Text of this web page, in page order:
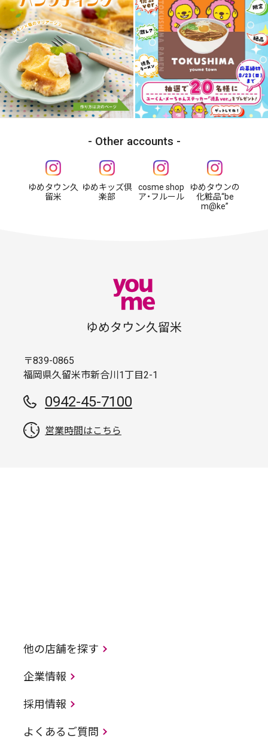
Other accounts
ゆめタウン久
留米
ゆめキッズ倶
楽部
cosme shop
ア・フルール
ゆめタウンの
化粧品“be
m@ke”
ゆめタウン久留米
〒839-0865
福岡県久留米市新合川1丁目2-1
0942-45-7100
営業時間はこちら
他の店舗を探す
企業情報
採用情報
よくあるご質問